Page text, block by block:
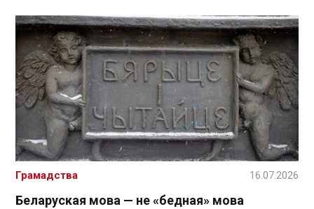
Беларуская мова — не «бедная» мова
Грамадства 16.07.2026